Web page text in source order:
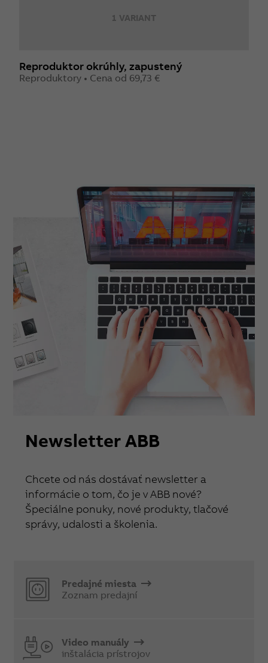
1 VARIANT
Reproduktor okrúhly, zapustený
Reproduktory • Cena od 69,73 €
Newsletter ABB
Chcete od nás dostávať newsletter a
informácie o tom, čo je v ABB nové?
Špeciálne ponuky, nové produkty, tlačové
správy, udalosti a školenia.
Predajné miesta
Zoznam predajní
Video manuály
inštalácia prístrojov